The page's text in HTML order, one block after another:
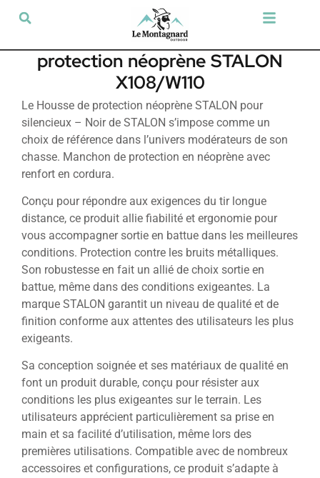
protection néoprène STALON
X108/W110
Le Housse de protection néoprène STALON pour
silencieux – Noir de STALON s’impose comme un
choix de référence dans l’univers modérateurs de son
chasse. Manchon de protection en néoprène avec
renfort en cordura.
Conçu pour répondre aux exigences du tir longue
distance, ce produit allie fiabilité et ergonomie pour
vous accompagner sortie en battue dans les meilleures
conditions. Protection contre les bruits métalliques.
Son robustesse en fait un allié de choix sortie en
battue, même dans des conditions exigeantes. La
marque STALON garantit un niveau de qualité et de
finition conforme aux attentes des utilisateurs les plus
exigeants.
Sa conception soignée et ses matériaux de qualité en
font un produit durable, conçu pour résister aux
conditions les plus exigeantes sur le terrain. Les
utilisateurs apprécient particulièrement sa prise en
main et sa facilité d’utilisation, même lors des
premières utilisations. Compatible avec de nombreux
accessoires et configurations, ce produit s’adapte à